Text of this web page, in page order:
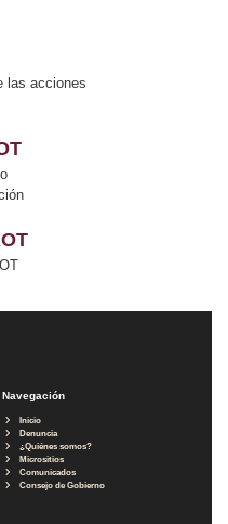
las acciones
Navegación
Inicio
Denuncia
¿Quiénes somos?
Micrositios
Comunicados
Consejo de Gobierno